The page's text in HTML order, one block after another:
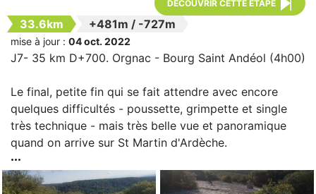
DÉCOUVRIR CETTE ÉTAPE
33.6km +481m / -727m
mise à jour : 04 oct. 2022
J7- 35 km D+700. Orgnac - Bourg Saint Andéol (4h00)
Le final, petite fin qui se fait attendre avec encore
quelques difficultés - poussette, grimpette et single
très technique - mais très belle vue et panoramique
quand on arrive sur St Martin d'Ardèche.